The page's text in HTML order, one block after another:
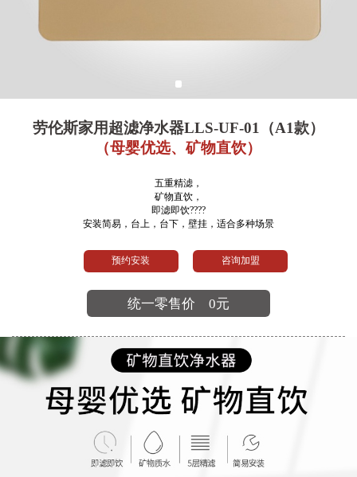
劳伦斯家用超滤净水器LLS-UF-01（A1款）
（母婴优选、矿物直饮）
五重精滤，
矿物直饮，
即滤即饮????
安装简易，台上，台下，壁挂，适合多种场景
预约安装 咨询加盟
统一零售价 0元